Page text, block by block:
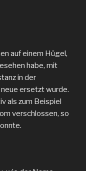
auf einem Hügel,
habe, mit
in der
ersetzt wurde.
als zum Beispiel
verschlossen, so